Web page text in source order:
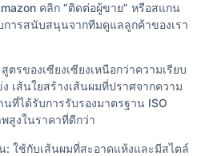
คลิก “ติดต่อผู้ขาย” หรือสแกน
ารสนับสนุนจากทีมดูแลลูกค้าของเรา
รของเซียงเซียงเหนือกว่าความเรียบ
เส้นใยสร้างเส้นผมที่ปราศจากความ
นที่ได้รับการรับรองมาตรฐาน ISO
สูงในราคาที่ดีกว่า
ใช้กับเส้นผมที่สะอาดแห้งและมีสไตล์